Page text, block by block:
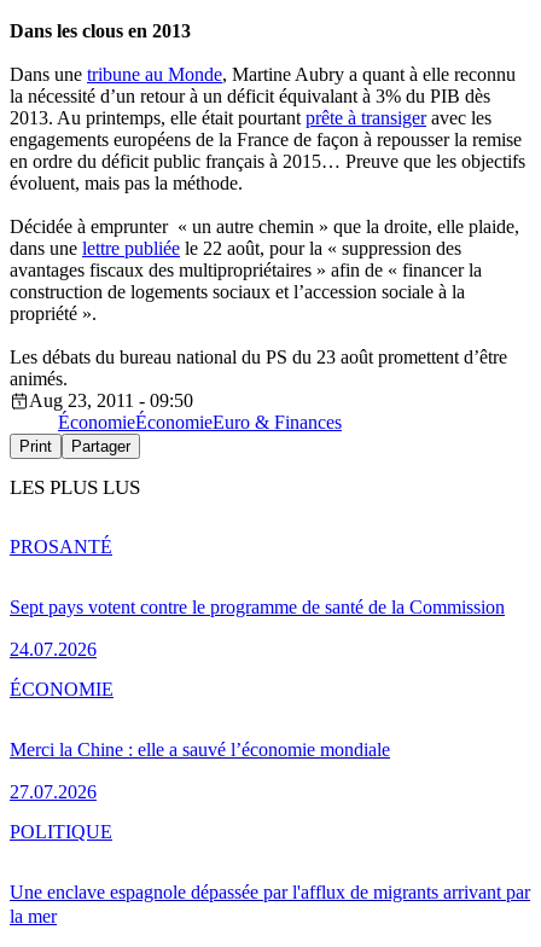
Dans les clous en 2013
Dans une tribune au Monde, Martine Aubry a quant à elle reconnu
la nécessité d’un retour à un déficit équivalant à 3% du PIB dès
2013. Au printemps, elle était pourtant prête à transigeravec les
engagements européens de la France de façon à repousser la remise
en ordre du déficit public français à 2015… Preuve que les objectifs
évoluent, mais pas la méthode.
Décidée à emprunter « un autre chemin » que la droite, elle plaide,
dans une lettre publiée le 22 août, pour la « suppression des
avantages fiscaux des multipropriétaires » afin de « financer la
construction de logements sociaux et l’accession sociale à la
propriété ».
Les débats du bureau national du PS du 23 août promettent d’être
animés.
Aug 23, 2011 - 09:50
ÉconomieÉconomieEuro & Finances
Print Partager
LES PLUS LUS
Sept pays votent contre le programme de santé de la Commission
24.07.2026
PROSANTÉ
Merci la Chine : elle a sauvé l’économie mondiale
27.07.2026
ÉCONOMIE
Une enclave espagnole dépassée par l'afflux de migrants arrivant par
la mer
POLITIQUE